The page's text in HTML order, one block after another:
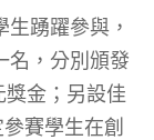
踴躍參與，
名，分別頒發
金；另設佳
賽學生在創